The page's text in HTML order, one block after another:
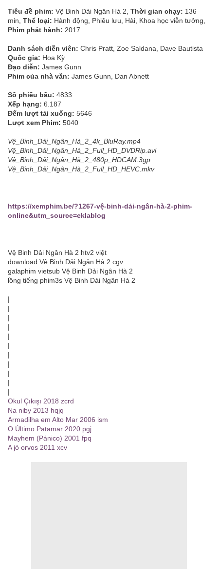
Tiêu đề phim: Vệ Binh Dải Ngân Hà 2, Thời gian chạy: 136
min, Thể loại: Hành động, Phiêu lưu, Hài, Khoa học viễn tưởng,
Phim phát hành: 2017
Danh sách diễn viên: Chris Pratt, Zoe Saldana, Dave Bautista
Quốc gia: Hoa Kỳ
Đạo diễn: James Gunn
Phim của nhà văn: James Gunn, Dan Abnett
Số phiếu bầu: 4833
Xếp hạng: 6.187
Đếm lượt tải xuống: 5646
Lượt xem Phim: 5040
Vệ_Binh_Dải_Ngân_Hà_2_4k_BluRay.mp4
Vệ_Binh_Dải_Ngân_Hà_2_Full_HD_DVDRip.avi
Vệ_Binh_Dải_Ngân_Hà_2_480p_HDCAM.3gp
Vệ_Binh_Dải_Ngân_Hà_2_Full_HD_HEVC.mkv
https://xemphim.be/?1267-vệ-binh-dải-ngân-hà-2-phim-
online&utm_source=eklablog
Vệ Binh Dải Ngân Hà 2 htv2 việt
download Vệ Binh Dải Ngân Hà 2 cgv
galaphim vietsub Vệ Binh Dải Ngân Hà 2
lồng tiếng phim3s Vệ Binh Dải Ngân Hà 2
|
|
|
|
|
|
|
|
|
|
|
Okul Çıkışı 2018 zcrd
Na niby 2013 hqjq
Armadilha em Alto Mar 2006 ism
O Último Patamar 2020 pgj
Mayhem (Pánico) 2001 fpq
A jó orvos 2011 xcv